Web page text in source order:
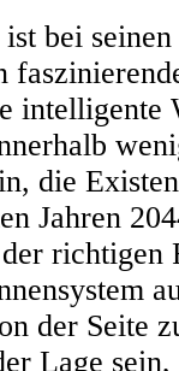
bei
intelligente
die
Jahren
der Seite
Lage